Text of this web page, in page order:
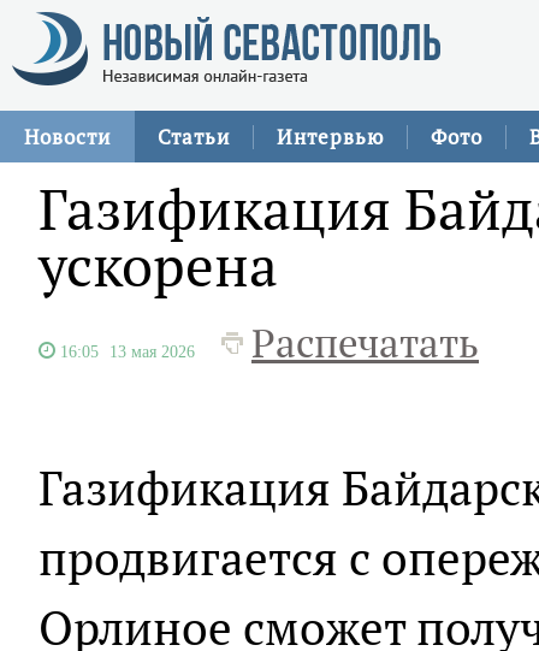
Новости Статьи Интервью Фото
Газификация
ускорена
16:05 13 мая 2026 Распечатать
Газификация
продвигается с
Орлиное сможет